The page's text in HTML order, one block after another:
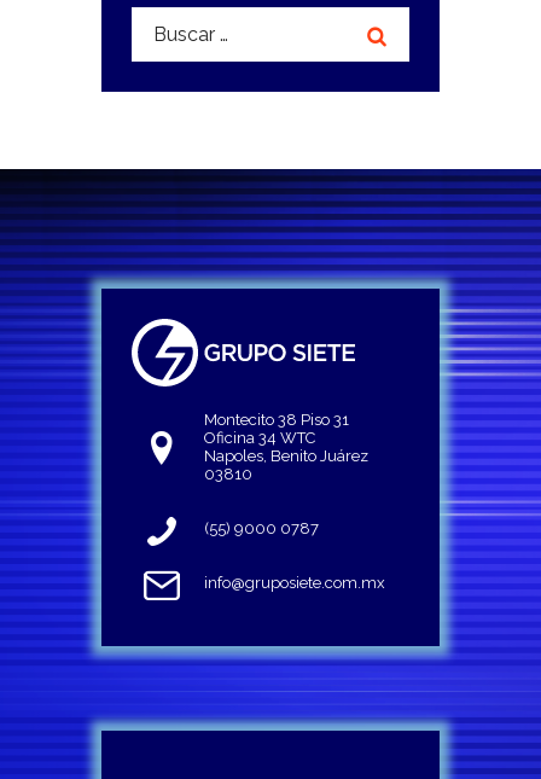
Buscar:
Montecito 38 Piso 31
Oficina 34 WTC
Napoles, Benito Juárez
03810
(55) 9000 0787
info@gruposiete.com.mx